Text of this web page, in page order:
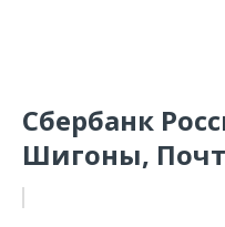
Сбербанк
Шигоны,